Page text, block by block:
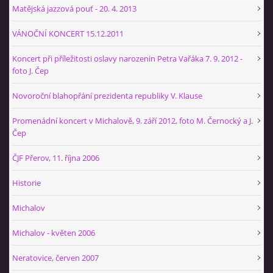
+420 774 724 061
© 2026 eStránky.cz |WebSlice |Tisk |Aktualizováno: 29. 1. 2026
|
Matějská jazzová pouť - 20. 4. 2013
VÁNOČNÍ KONCERT 15.12.2011
Koncert při příležitosti oslavy narozenin Petra Vařáka 7. 9. 2012 -
foto J. Čep
Novoroční blahopřání prezidenta republiky V. Klause
Promenádní koncert v Michalově, 9. září 2012, foto M. Černocký a J.
Čep
ČJF Přerov, 11. října 2006
Historie
Michalov
Michalov - květen 2006
Neratovice, červen 2007